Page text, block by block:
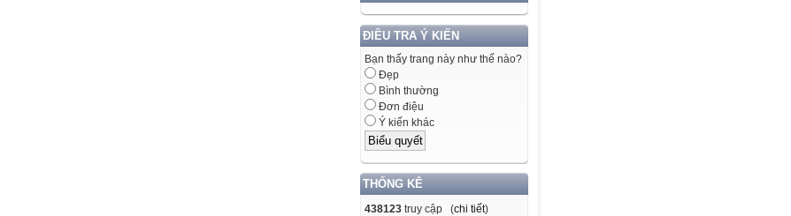
ĐIỀU TRA Ý KIẾN
Bạn thấy trang này như thế nào?
Đẹp
Bình thường
Đơn điệu
Ý kiến khác
THỐNG KÊ
438123 truy cập (chi tiết)